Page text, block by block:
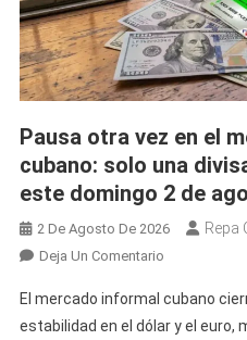
Del
Dólar,
El
Euro
La
MLC
Amanecen
Pausa otra vez en el
cubano: solo una
este domingo 2 de
2 De Agosto De 2026 Repa
Deja Un ComentarioEn
Otra
Vez
El mercado informal cubano
estabilidad en el dólar y el euro,